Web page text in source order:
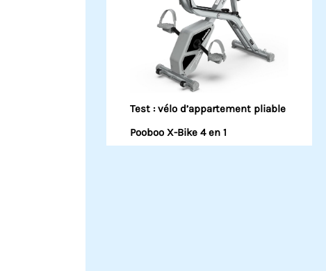
Test : vélo d’appartement pliable
Pooboo X-Bike 4 en 1